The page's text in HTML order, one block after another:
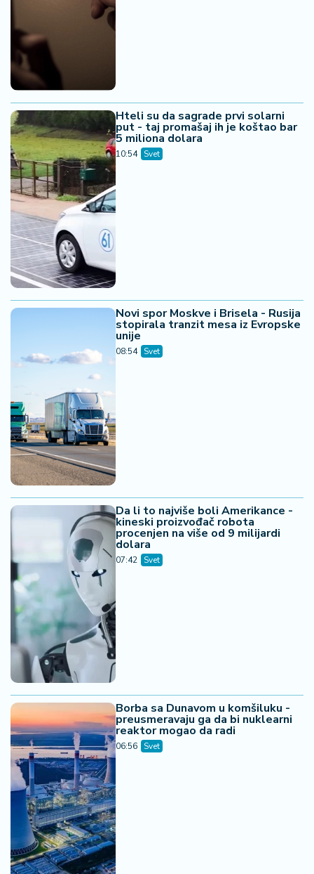
Hteli su da sagrade prvi solarni
put - taj promašaj ih je koštao bar
5 miliona dolara
10:54 Svet
Novi spor Moskve i Brisela - Rusija
stopirala tranzit mesa iz Evropske
unije
08:54 Svet
Da li to najviše boli Amerikance -
kineski proizvođač robota
procenjen na više od 9 milijardi
dolara
07:42 Svet
Borba sa Dunavom u komšiluku -
preusmeravaju ga da bi nuklearni
reaktor mogao da radi
06:56 Svet